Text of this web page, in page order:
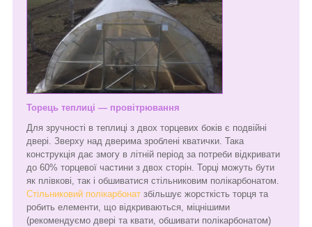
Торець теплиці — провітрювання
Для зручності в теплиці з двох торцевих боків є подвійні
двері. Зверху над дверима зроблені кватички. Така
конструкція дає змогу в літній період за потреби відкривати
до 60% торцевої частини з двох сторін. Торці можуть бути
як плівкові, так і обшиватися стільниковим полікарбонатом.
Стільниковий полікарбонат збільшує жорсткість торця та
робить елементи, що відкриваються, міцнішими
(рекомендуємо двері та квати, обшивати полікарбонатом)